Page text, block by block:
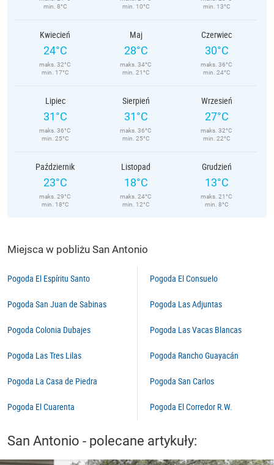
min. 8°C
min. 10°C
min. 13°C
Kwiecień
24°C
maks. 32°C
min. 17°C
Maj
28°C
maks. 34°C
min. 21°C
Czerwiec
30°C
maks. 36°C
min. 24°C
Lipiec
31°C
maks. 36°C
min. 25°C
Sierpień
31°C
maks. 36°C
min. 25°C
Wrzesień
27°C
maks. 32°C
min. 22°C
Październik
23°C
maks. 29°C
min. 18°C
Listopad
18°C
maks. 24°C
min. 12°C
Grudzień
13°C
maks. 21°C
min. 8°C
Miejsca w pobliżu San Antonio
Pogoda El Espíritu Santo
Pogoda San Juan de Sabinas
Pogoda Colonia Dubajes
Pogoda Las Tres Lilas
Pogoda La Casa de Piedra
Pogoda El Cuarenta
Pogoda El Consuelo
Pogoda Las Adjuntas
Pogoda Las Vacas Blancas
Pogoda Rancho Guayacán
Pogoda San Carlos
Pogoda El Corredor R.W.
San Antonio - polecane artykuły: